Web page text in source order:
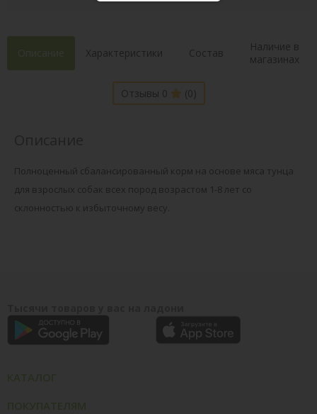
Описание Характеристики Состав
Наличие в
магазинах
Отзывы 0 (0)
Полноценный сбалансированный корм на основе мяса тунца
для взрослых собак всех пород возрастом 1-8 лет со
склонностью к избыточному весу.